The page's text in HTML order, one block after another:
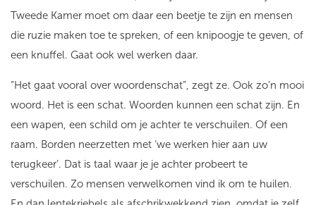
Tweede Kamer moet om daar een beetje te zijn en mensen
die ruzie maken toe te spreken, of een knipoogje te geven, of
een knuffel. Gaat ook wel werken daar.
“Het gaat vooral over woordenschat”, zegt ze. Ook zo’n mooi
woord. Het is een schat. Woorden kunnen een schat zijn. En
een wapen, een schild om je achter te verschuilen. Of een
raam. Borden neerzetten met ‘we werken hier aan uw
terugkeer’. Dat is taal waar je je achter probeert te
verschuilen. Zo mensen verwelkomen vind ik om te huilen.